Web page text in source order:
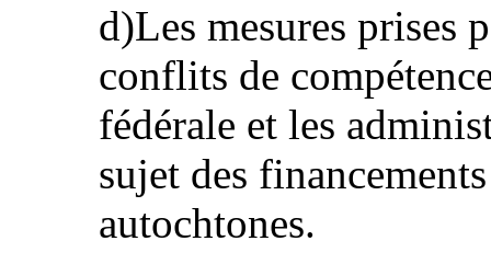
d)Les mesures prises
conflits de
fédérale et les
sujet des
autochtones.